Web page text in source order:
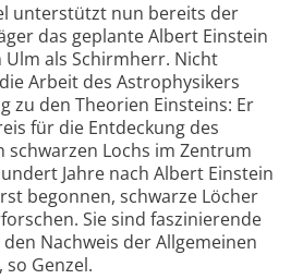
unterstützt nun bereits der
das geplante Albert Einstein
Ulm als Schirmherr. Nicht
Arbeit des Astrophysikers
zu den Theorien Einsteins: Er
für die Entdeckung des
schwarzen Lochs im Zentrum
Jahre nach Albert Einstein
begonnen, schwarze Löcher
Sie sind faszinierende
Nachweis der Allgemeinen
Genzel.